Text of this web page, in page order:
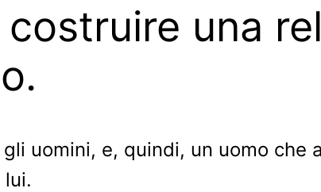
una
uomini, e, quindi, un uomo che